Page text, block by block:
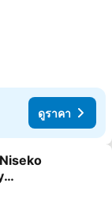
ดูราคา
โปรด